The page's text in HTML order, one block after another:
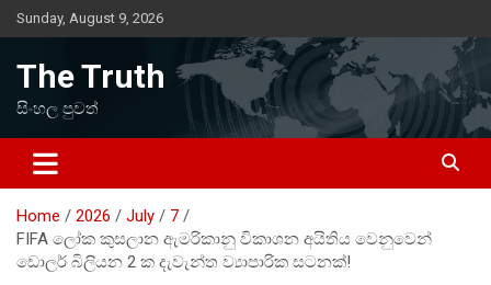
Skip
to
Sunday, August 9, 2026
The Truth
සිංහල පුවත්
Home 2026 July
7
FIFA ලෝක කුසලාන ඇමරිකානු විකාශන අයිතිය වෙනුවෙන්
ඩොලර් බිලියන 2 ක දැවැන්ත ව්‍යාපාරික සටනක්!